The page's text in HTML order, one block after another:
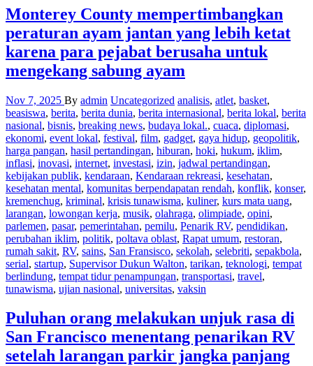
Monterey County mempertimbangkan
peraturan ayam jantan yang lebih ketat
karena para pejabat berusaha untuk
mengekang sabung ayam
Nov 7, 2025 By admin Uncategorized analisis, atlet, basket,
beasiswa, berita, berita dunia, berita internasional, berita lokal, berita
nasional, bisnis, breaking news, budaya lokal., cuaca, diplomasi,
ekonomi, event lokal, festival, film, gadget, gaya hidup, geopolitik,
harga pangan, hasil pertandingan, hiburan, hoki, hukum, iklim,
inflasi, inovasi, internet, investasi, izin, jadwal pertandingan,
kebijakan publik, kendaraan, Kendaraan rekreasi, kesehatan,
kesehatan mental, komunitas berpendapatan rendah, konflik, konser,
kremenchug, kriminal, krisis tunawisma, kuliner, kurs mata uang,
larangan, lowongan kerja, musik, olahraga, olimpiade, opini,
parlemen, pasar, pemerintahan, pemilu, Penarik RV, pendidikan,
perubahan iklim, politik, poltava oblast, Rapat umum, restoran,
rumah sakit, RV, sains, San Fransisco, sekolah, selebriti, sepakbola,
serial, startup, Supervisor Dukun Walton, tarikan, teknologi, tempat
berlindung, tempat tidur penampungan, transportasi, travel,
tunawisma, ujian nasional, universitas, vaksin
Puluhan orang melakukan unjuk rasa di
San Francisco menentang penarikan RV
setelah larangan parkir jangka panjang